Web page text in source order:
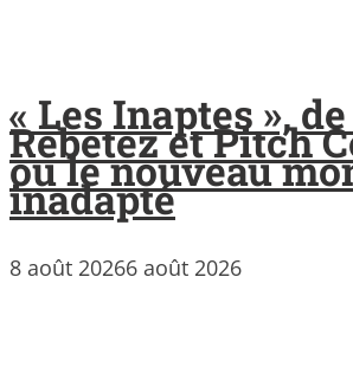
« Les Inaptes »,
Rebetez et Pitch
ou le nouveau
inadapté
8 août 20266 août 2026